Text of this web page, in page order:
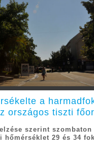
a
országos tiszti
szerint szombaton
hőmérséklet 29 és 34